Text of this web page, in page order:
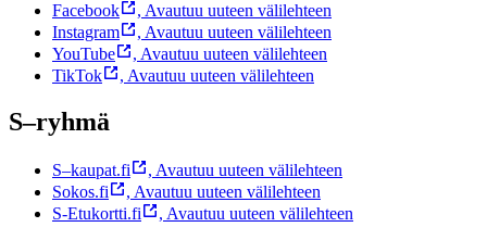
Facebook
, Avautuu uuteen välilehteen
Instagram
, Avautuu uuteen välilehteen
YouTube
, Avautuu uuteen välilehteen
TikTok
, Avautuu uuteen välilehteen
S–ryhmä
S–kaupat.fi , Avautuu uuteen välilehteen
Sokos.fi
, Avautuu uuteen välilehteen
S-Etukortti.fi
, Avautuu uuteen välilehteen